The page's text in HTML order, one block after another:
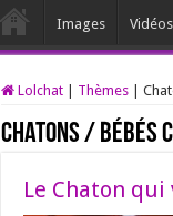
Images Vidéos
Lolchat | Thèmes |
Chatons / Bébés
Le Chaton